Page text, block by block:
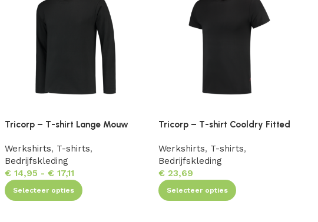
Tricorp – T-shirt Lange Mouw
Werkshirts, T-shirts,
Bedrijfskleding
€ 14,95 - € 17,11
Selecteer opties
Tricorp – T-shirt Cooldry Fitted
Werkshirts, T-shirts,
Bedrijfskleding
€ 23,69
Selecteer opties